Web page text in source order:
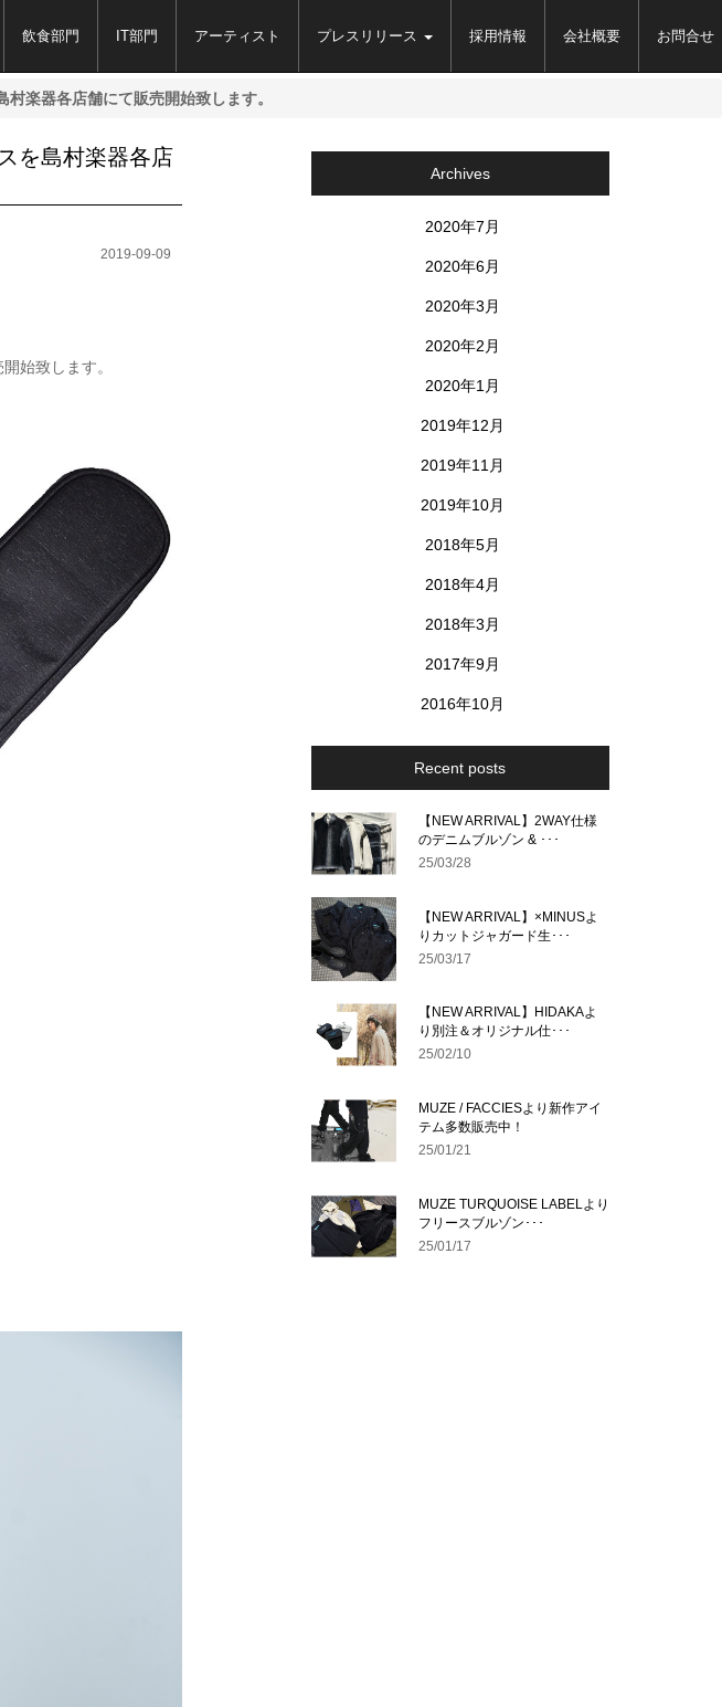
飲食部門 IT部門 アーティスト プレスリリース 採用情報 会社概要 お問合せ
楽器各店舗にて販売開始致します。
を島村楽器各店
2019-09-09
始致します。
Archives
2020年7月
2020年6月
2020年3月
2020年2月
2020年1月
2019年12月
2019年11月
2019年10月
2018年5月
2018年4月
2018年3月
2017年9月
2016年10月
Recent posts
【NEW ARRIVAL】2WAY仕様
のデニムブルゾン & ･･･
25/03/28
【NEW ARRIVAL】×MINUSよ
りカットジャガード生･･･
25/03/17
【NEW ARRIVAL】HIDAKAよ
り別注＆オリジナル仕･･･
25/02/10
MUZE / FACCIESより新作アイ
テム多数販売中！
25/01/21
MUZE TURQUOISE LABELより
フリースブルゾン･･･
25/01/17